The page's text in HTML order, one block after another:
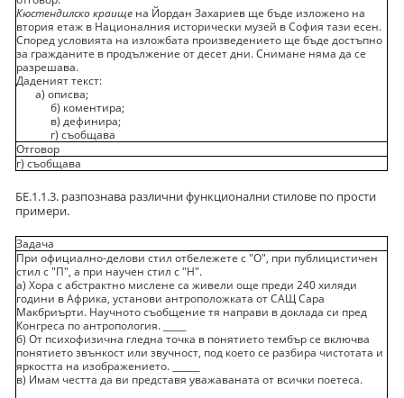
Кюстендилско краище на Йордан Захариев ще бъде изложено на
втория етаж в Националния исторически музей в София тази есен.
Според условията на изложбата произведението ще бъде достъпно
за гражданите в продължение от десет дни. Снимане няма да се
разрешава.
Даденият текст:
а) описва;
б) коментира;
в) дефинира;
г) съобщава
Отговор
г) съобщава
БЕ.1.1.3. разпознава различни функционални стилове по прости
примери.
Задача
При официално-делови стил отбележете с "О", при публицистичен
стил с "П", а при научен стил с "Н".
а) Хора с абстрактно мислене са живели още преди 240 хиляди
години в Африка, установи антроположката от САЩ Сара
Макбриърти. Научното съобщение тя направи в доклада си пред
Конгреса по антропология. _____
б) От психофизична гледна точка в понятието тембър се включва
понятието звънкост или звучност, под което се разбира чистотата и
яркостта на изображението. ______
в) Имам честта да ви представя уважаваната от всички поетеса.